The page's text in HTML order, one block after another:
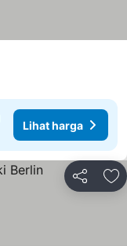
Lihat harga
Bagikan